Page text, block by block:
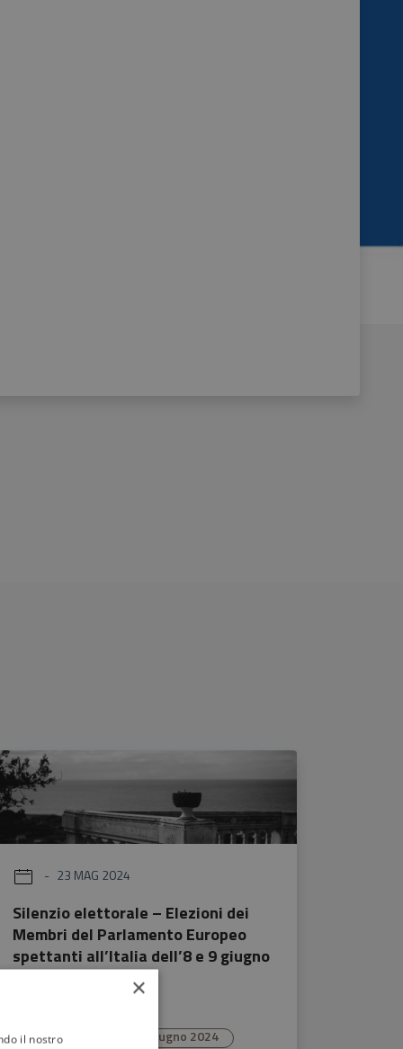
23 MAG 2024
Silenzio elettorale – Elezioni dei
Membri del Parlamento Europeo
spettanti all’Italia dell’8 e 9 giugno
2024
Elezioni Europee 8/9 giugno 2024
×
il nostro